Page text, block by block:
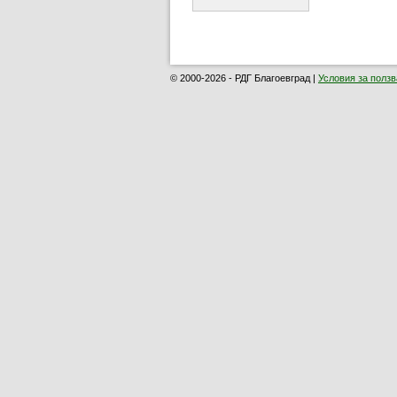
© 2000-2026 - РДГ Благоевград | Условия за